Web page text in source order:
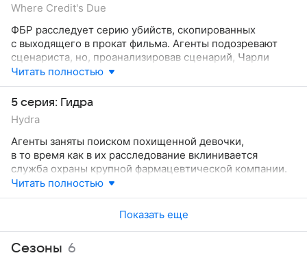
Where Credit's Due
ФБР расследует серию убийств, скопированных
с выходящего в прокат фильма. Агенты подозревают
сценариста, но, проанализировав сценарий, Чарли
приходит к выводу, что текст был написан кем-
то другим.
Читать полностью
5 серия: Гидра
Hydra
Агенты заняты поиском похищенной девочки,
в то время как в их расследование вклинивается
служба охраны крупной фармацевтической компании.
Читать полностью
Показать еще
Сезоны 6